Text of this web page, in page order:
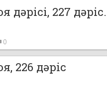
дәрісі, 227
0
226 дәріс